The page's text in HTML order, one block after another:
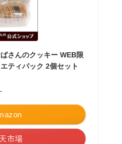
さんのクッキー WEB限
ティパック 2個セット
市場